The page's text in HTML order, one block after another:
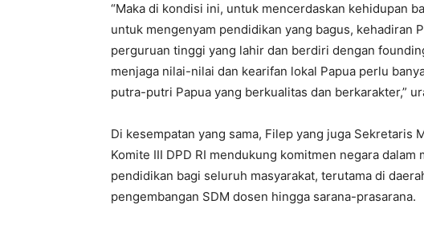
“Maka di kondisi ini, untuk mencerdaskan kehidupan
untuk mengenyam pendidikan yang bagus, kehadiran
perguruan tinggi yang lahir dan berdiri dengan
menjaga nilai-nilai dan kearifan lokal Papua perlu
putra-putri Papua yang berkualitas dan berkarakter,”
Di kesempatan yang sama, Filep yang juga Sekretaris
Komite III DPD RI mendukung komitmen negara
pendidikan bagi seluruh masyarakat, terutama di
pengembangan SDM dosen hingga sarana-prasarana.